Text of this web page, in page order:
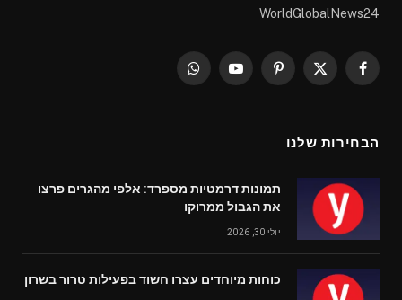
WorldGlobalNews24
Facebook
X
Pinterest
YouTube
WhatsApp
הבחירות שלנו
תמונות דרמטיות מספרד: אלפי מהגרים פרצו
את הגבול ממרוקו
יולי 30, 2026
כוחות מיוחדים עצרו חשוד בפעילות טרור בשרון